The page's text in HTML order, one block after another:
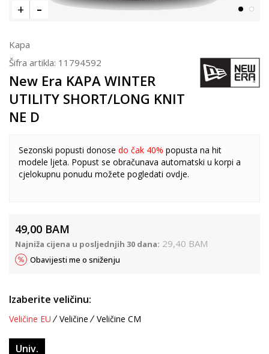
Kapa
Šifra artikla: 11794592
New Era KAPA WINTER
UTILITY SHORT/LONG KNIT
NE D
Sezonski popusti donose do čak 40% popusta na hit
modele ljeta. Popust se obračunava automatski u korpi a
cjelokupnu ponudu možete pogledati ovdje.
49,00 BAM
Najniža cijena u posljednjih 30 dana: 29,40 BAM
Obavijesti me o sniženju
Izaberite veličinu:
Veličine EU Veličine Veličine CM
Univ.